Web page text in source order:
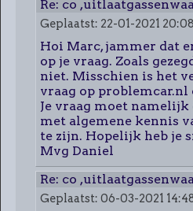
Re: co
Geplaatst: 22-01-2021
Hoi Marc, jammer dat
op je vraag. Zoals
niet. Misschien is het
vraag op
Je vraag moet
met algemene kennis
te zijn. Hopelijk heb je
Mvg Daniel
Re: co
Geplaatst: 06-03-2021